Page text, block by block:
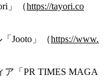
」（https://tayori.co
Jooto」（https://www.
ア「PR TIMES MAGA